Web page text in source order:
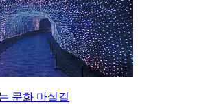
문화 마실길